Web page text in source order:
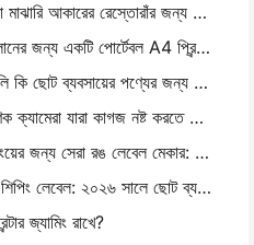
কিভাবে আপনার ছোট বা মাঝারি আকারের রেস্তোরাঁর জন্য সঠিক রেস্তোরাঁর সফটওয়্যার বেছে নিন
আপনার কি গুদামের চালানের জন্য একটি পোর্টেবল A4 প্রিন্টার প্রয়োজন? আসলে কি কাজ করে
তাপীয় লেবেল প্রিন্টারগুলি কি ছোট ব্যবসায়ের পণ্যের জন্য জলরোধী লেবেল তৈরি করতে পারে?
শুরুর জন্য সেরা তাত্ক্ষণিক ক্যামেরা যারা কাগজ নষ্ট করতে চায় না
জার্নালিং এবং স্ক্র্যাপবুকিংয়ের জন্য সেরা রঙ লেবেল মেকার: প্রতিটি পৃষ্ঠায় আরও রঙ যোগ করুন
হ্যান্ডলাইট বনাম মুদ্রণ শিপিং লেবেল: ২০২৬ সালে ছোট ব্যবসার জন্য টিপস
জ্যামিং রাখে?